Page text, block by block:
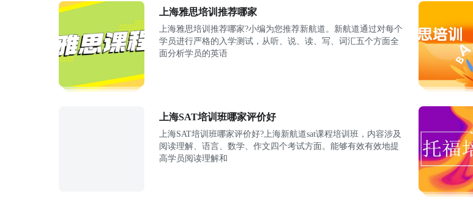
上海雅思培训推荐哪家
上海雅思培训推荐哪家?小编为您推荐新航道。新航道通过对每个
学员进行严格的入学测试，从听、说、读、写、词汇五个方面全
面分析学员的英语
上海SAT培训班哪家评价好
上海SAT培训班哪家评价好?上海新航道sat课程培训班，内容涉及
阅读理解、语言、数学、作文四个考试方面。能够有效有效地提
高学员阅读理解和